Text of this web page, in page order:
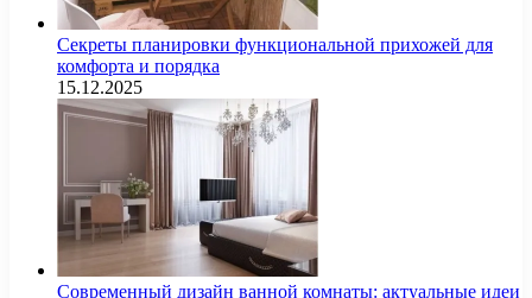
Секреты планировки функциональной прихожей для
комфорта и порядка
15.12.2025
Современный дизайн ванной комнаты: актуальные идеи